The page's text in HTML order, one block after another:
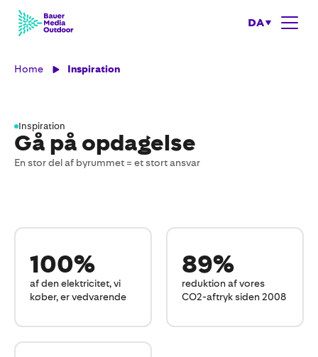
DA
Home Inspiration
Inspiration
Gå på opdagelse
En stor del af byrummet = et stort ansvar
100%
af den elektricitet, vi
køber, er vedvarende
89%
reduktion af vores
CO2-aftryk siden 2008